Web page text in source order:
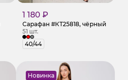
1 180 ₽
Сарафан #КТ25818, чёрный
51 шт.
40/44
Новинка